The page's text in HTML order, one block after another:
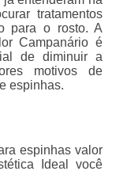
tratamentos
para o rosto. A
Campanário é
de diminuir a
motivos de
espinhas.
espinhas valor
Ideal você